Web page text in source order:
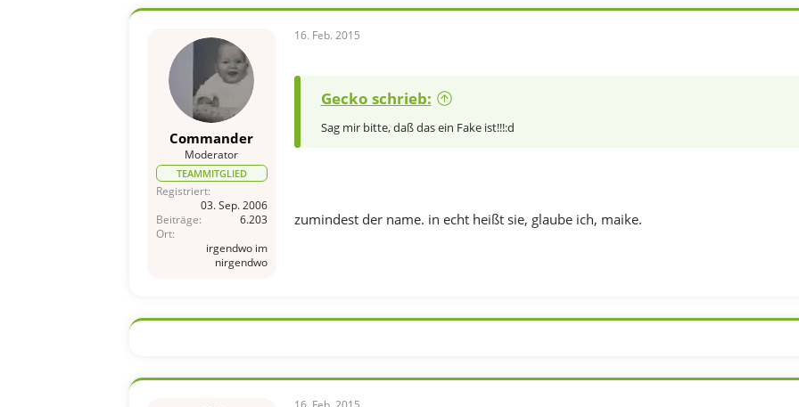
Commander
Moderator
TEAMMITGLIED
Registriert
03. Sep. 2006
Beiträge
6.203
Ort
irgendwo im
nirgendwo
16. Feb. 2015
Gecko schrieb:
Sag mir bitte, daß das ein Fake ist!!!:d
zumindest der name. in echt heißt sie, glaube ich, maike.